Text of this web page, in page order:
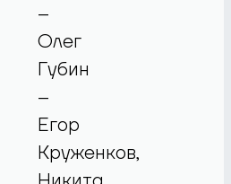
–
Олег
Губин
–
Егор
Круженков,